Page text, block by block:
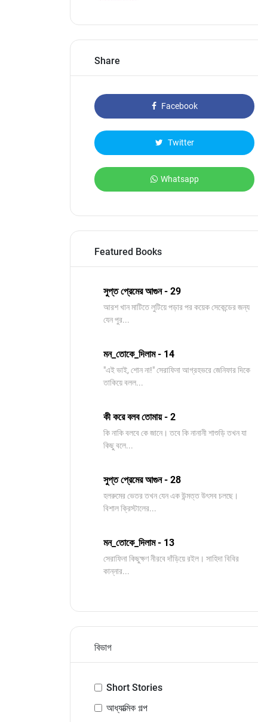
Share
Facebook
Twitter
Whatsapp
Featured Books
সুপ্ত প্রেমের আগুন - 29
আরশ খান মাটিতে লুটিয়ে পড়ার পর কয়েক সেকেন্ডের জন্য
যেন পুর...
মন_তোকে_দিলাম - 14
"এই ভাই, শোন না!" সেরাফিনা আগ্রহভরে জেনিফার দিকে
তাকিয়ে বলল...
কী করে বলব তোমায় - 2
কি নাকি বলবে কে জানে। তবে কি নানানী শাশুড়ি তখন যা
কিছু বলে...
সুপ্ত প্রেমের আগুন - 28
হলরুমের ভেতর তখন যেন এক উন্মত্ত উৎসব চলছে।
বিশাল ক্রিস্টালের...
মন_তোকে_দিলাম - 13
সেরাফিনা কিছুক্ষণ নীরবে দাঁড়িয়ে রইল। সাহিদা বিবির
কান্নার...
বিভাগ
Short Stories
আধ্যাত্মিক গল্প